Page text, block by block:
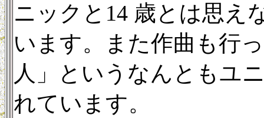
ニックと14 歳とは思え
います。また作曲も行
人」というなんともユ
れています。